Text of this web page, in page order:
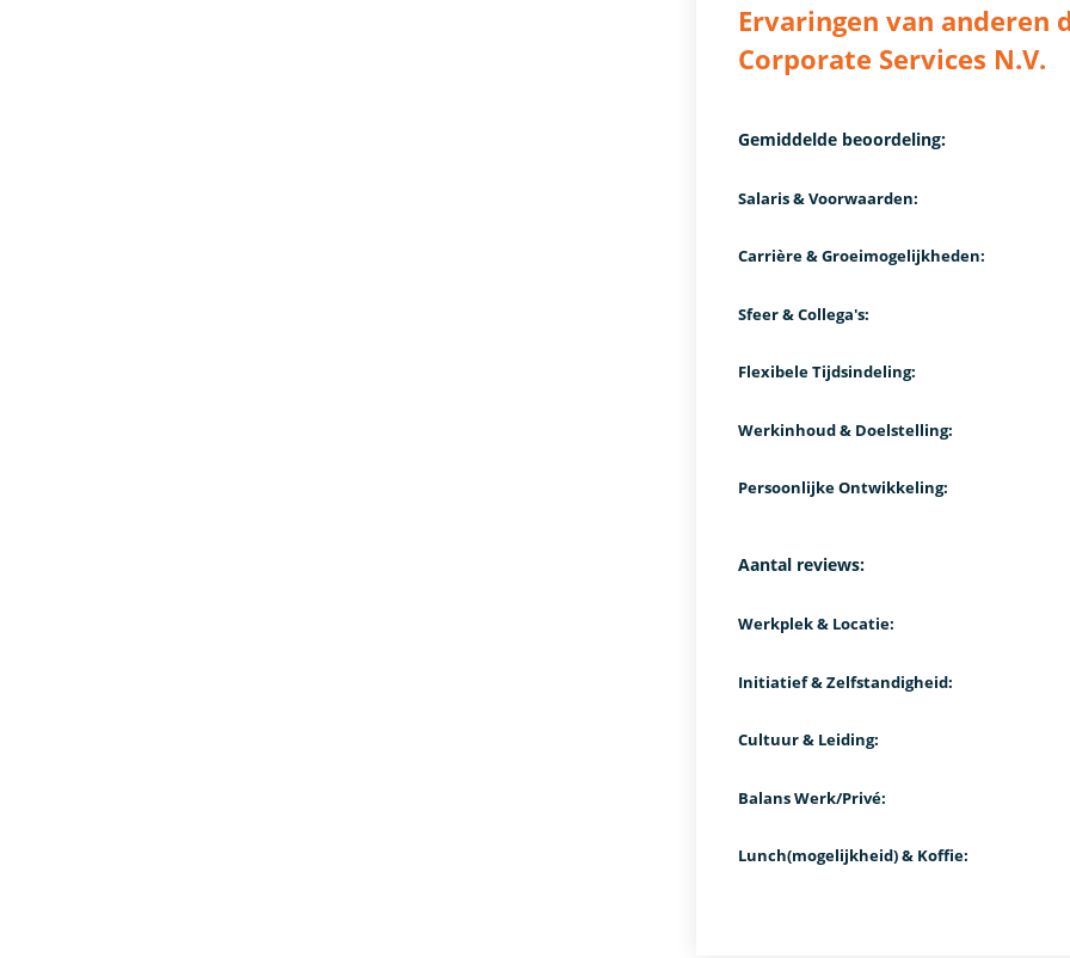
Ervaringen van anderen
Corporate Services N.V.
Gemiddelde beoordeling:
Salaris & Voorwaarden:
Carrière & Groeimogelijkheden:
Sfeer & Collega's:
Flexibele Tijdsindeling:
Werkinhoud & Doelstelling:
Persoonlijke Ontwikkeling:
Aantal reviews:
Werkplek & Locatie:
Initiatief & Zelfstandigheid:
Cultuur & Leiding:
Balans Werk/Privé:
Lunch(mogelijkheid) & Koffie: